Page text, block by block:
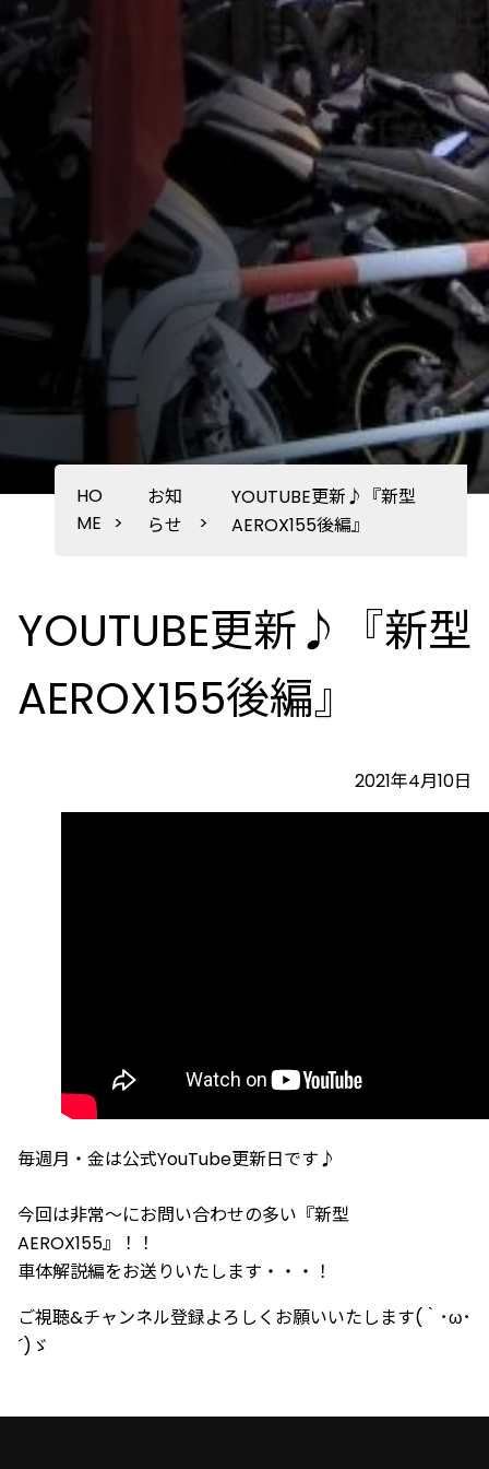
HO
ME >
お知
らせ
>
YOUTUBE更新♪『新型
AEROX155後編』
YOUTUBE更新♪『新型
AEROX155後編』
2021年4月10日
毎週月・金は公式YouTube更新日です♪
今回は非常～にお問い合わせの多い『新型
AEROX155』！！
車体解説編をお送りいたします・・・！
ご視聴&チャンネル登録よろしくお願いいたします(｀･ω･
´)ゞ